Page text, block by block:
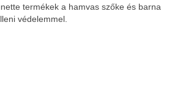
termékek a hamvas szőke és barna
védelemmel.